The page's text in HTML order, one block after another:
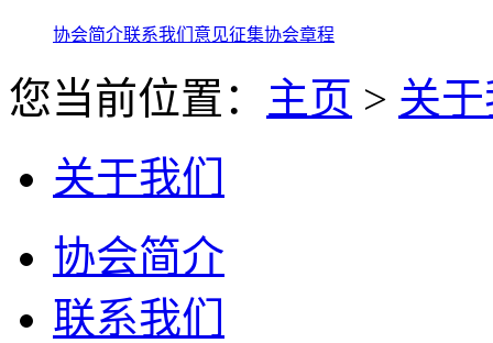
协会简介联系我们 意见征集协会章程
您当前位置： 主页 > 关
关于我们
协会简介
联系我们